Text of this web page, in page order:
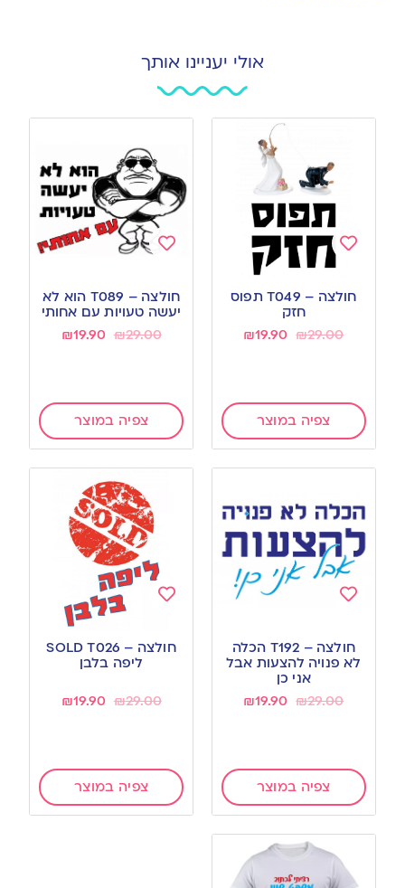
אולי יעניינו אותך
Add
to
חולצה – T049 תפוס
חזק
₪29.00
₪19.90
צפיה במוצר
to
wishlist
חולצה – T089 הוא לא
יעשה טעויות עם אחותי
₪29.00
₪19.90
צפיה במוצר
to
wishlist
חולצה – T192 הכלה
לא פנויה להצעות אבל
אני כן
₪29.00
₪19.90
צפיה במוצר
to
wishlist
חולצה – SOLD T026
ליפה בלבן
₪29.00
₪19.90
צפיה במוצר